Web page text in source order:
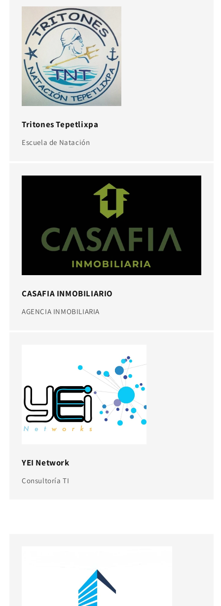
Tritones Tepetlixpa
Escuela de Natación
CASAFIA INMOBILIARIO
AGENCIA INMOBILIARIA
YEI Network
Consultoría TI